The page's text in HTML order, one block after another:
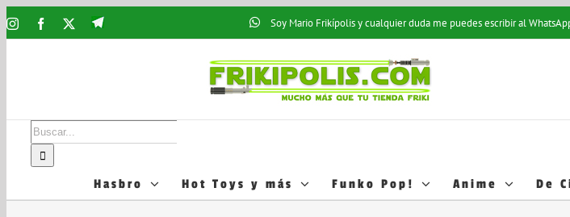
Saltar
al
InstagramFacebookTelegram
Soy Mario Frikípolis y cualquier duda me puedes escribir al
Buscar:
Hasbro Hot Toys y más Funko Pop! Anime De